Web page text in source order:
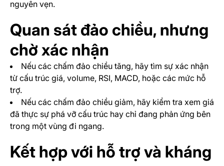
nguyên vẹn.
Quan sát đảo chiều, nhưng
chờ xác nhận
Nếu các chấm đảo chiều tăng, hãy tìm sự xác nhận
từ cấu trúc giá, volume, RSI, MACD, hoặc các mức hỗ
trợ.
Nếu các chấm đảo chiều giảm, hãy kiểm tra xem giá
đã thực sự phá vỡ cấu trúc hay chỉ đang phản ứng bên
trong một vùng đi ngang.
Kết hợp với hỗ trợ và kháng